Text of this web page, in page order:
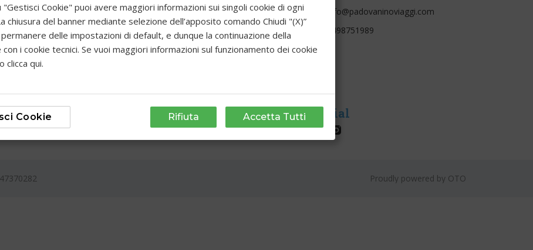
Ragione sociale e sede legale:
AGENZIA VIAGGI DEL PADOVANINO S.R.L.
Prato della Valle, 85, Padova, PD
P.IVA: 00147370282
Ragione sociale e sede legale: AGENZIA VIAGGI DEL
PADOVANINO S.R.L. – Prato della Valle, 85, Padova
Pec:agenziaviaggidelpadovanino@pec.it
La nostra agenzia aderisce al Fondo di Garanzia
Viaggi come previsto dall’art. 50 del Codice del
info@padovaninoviaggi.com
0498751989
Social
Proudly powered by OTO
"Gestisci Cookie" puoi avere maggiori informazioni sui singoli cookie di ogni
chiusura del banner mediante selezione dell’apposito comando Chiudi "(X)”
delle impostazioni di default, e dunque la continuazione della
con i cookie tecnici. Se vuoi maggiori informazioni sul funzionamento dei cookie
clicca qui.
Cookie Rifiuta Accetta Tutti